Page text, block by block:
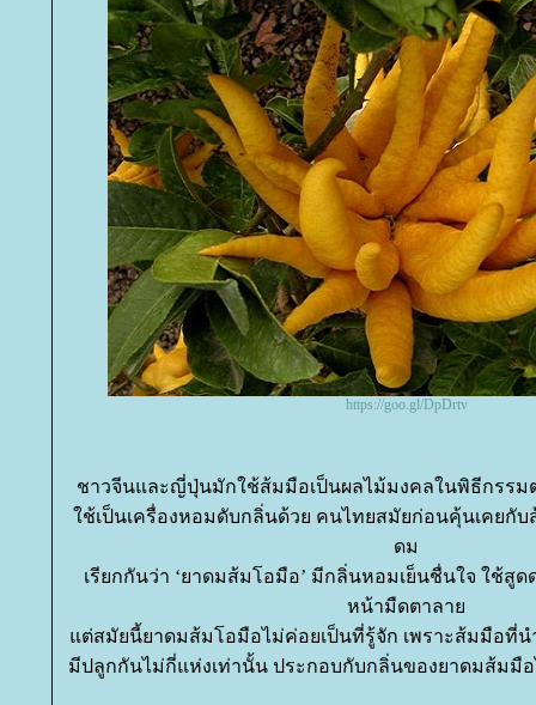
https://goo.gl/DpDrtv
ชาวจีนและญี่ปุ่นมักใช้ส้มมือเป็นผลไม้มงคลในพิธีกรรม
ช้เป็นเครื่องหอมดับกลิ่นด้วย คนไทยสมัยก่อนคุ้นเคยกับ
ดม
เรียกกันว่า ‘ยาดมส้มโอมือ’ มีกลิ่นหอมเย็นชื่นใจ ใช้สูด
หน้ามืดตาลา
ต่สมัยนี้ยาดมส้มโอมือไม่ค่อยเป็นที่รู้จัก เพราะส้มมือที่
มีปลูกกันไม่กี่แห่งเท่านั้น ประกอบกับกลิ่นของยาดมส้มมื